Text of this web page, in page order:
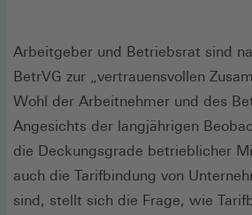
neuen
Fenster)
Arbeitgeber und Betriebsrat sind
BetrVG zur „vertrauensvollen
Wohl der Arbeitnehmer und des
Angesichts der langjährigen
die Deckungsgrade betrieblicher
auch die Tarifbindung von
sind, stellt sich die Frage, wie